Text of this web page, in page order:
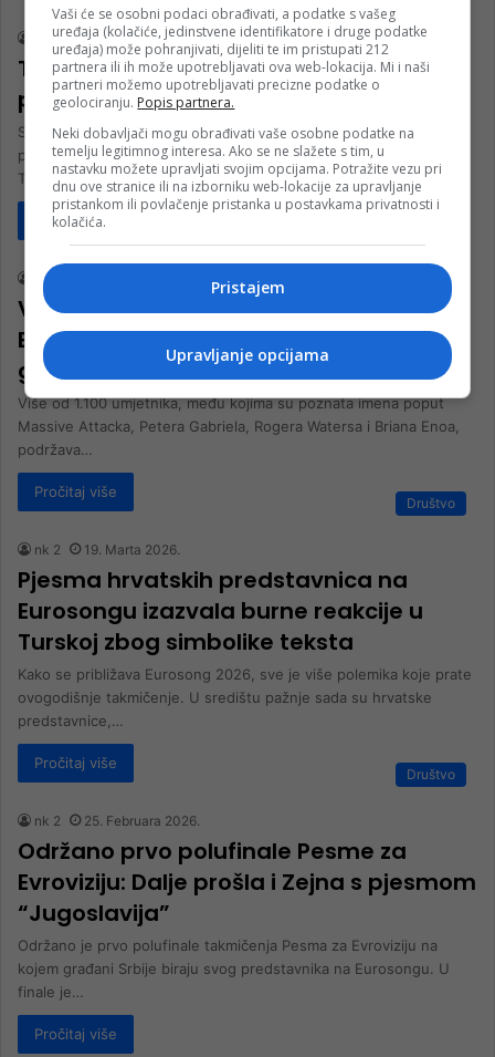
nk 2 4. Maja 2026.
Turska oštro kritikovala Hrvatsku zbog
pjesme za Eurosong
Sedam dana uoči početka Eurosonga, pjesma hrvatskih
predstavnica, grupe Lelek, izazvala je prvu kontroverzu. Dok
Turska, koja inače ne učestvuje,…
Pročitaj više
nk 2
Više od 1.100 umjetnika poziva na bojkot
Eurosonga: “Nema pozornice za
genocid”
Više od 1.100 umjetnika, među kojima su poznata imena poput
Massive Attacka, Petera Gabriela, Rogera Watersa i Briana Enoa,
podržava…
Pročitaj više
Društvo
nk 2 19. Marta 2026.
Pjesma hrvatskih predstavnica na
Eurosongu izazvala burne reakcije u
Turskoj zbog simbolike teksta
Kako se približava Eurosong 2026, sve je više polemika koje prate
ovogodišnje takmičenje. U središtu pažnje sada su hrvatske
predstavnice,…
Pročitaj više
Društvo
nk 2 25. Februara 2026.
Održano prvo polufinale Pesme za
Evroviziju: Dalje prošla i Zejna s pjesmom
“Jugoslavija”
Održano je prvo polufinale takmičenja Pesma za Evroviziju na
kojem građani Srbije biraju svog predstavnika na Eurosongu. U
finale je…
Pročitaj više
Vaši će se osobni podaci obrađivati, a podatke s vašeg
uređaja (kolačiće, jedinstvene identifikatore i druge podatke
uređaja) može pohranjivati, dijeliti te im pristupati 212
partnera ili ih može upotrebljavati ova web-lokacija. Mi i naši
partneri možemo upotrebljavati precizne podatke o
geolociranju. Popis partnera.
Neki dobavljači mogu obrađivati vaše osobne podatke na
temelju legitimnog interesa. Ako se ne slažete s tim, u
nastavku možete upravljati svojim opcijama. Potražite vezu pri
dnu ove stranice ili na izborniku web-lokacije za upravljanje
pristankom ili povlačenje pristanka u postavkama privatnosti i
kolačića.
Pristajem
Upravljanje opcijama